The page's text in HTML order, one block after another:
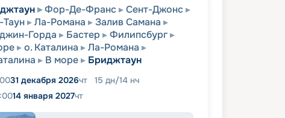
Фор-Де-Франс
Сент-Джонс
Ла-Романа
Залив Самана
Горда
Бастер
Филипсбург
о. Каталина
Ла-Романа
В море Бриджтаун
31 декабря 2026чт 15 дн/14 нч
14 января 2027чт